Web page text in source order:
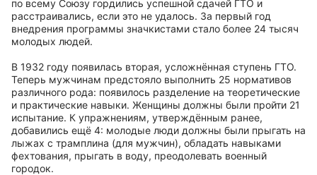
по всему Союзу гордились успешной сдачей ГТО и
расстраивались, если это не удалось. За первый год
внедрения программы значкистами стало более 24 тысяч
молодых людей.
В 1932 году появилась вторая, усложнённая ступень ГТО.
Теперь мужчинам предстояло выполнить 25 нормативов
различного рода: появилось разделение на теоретические
и практические навыки. Женщины должны были пройти 21
испытание. К упражнениям, утверждённым ранее,
добавились ещё 4: молодые люди должны были прыгать на
лыжах с трамплина (для мужчин), обладать навыками
фехтования, прыгать в воду, преодолевать военный
городок.